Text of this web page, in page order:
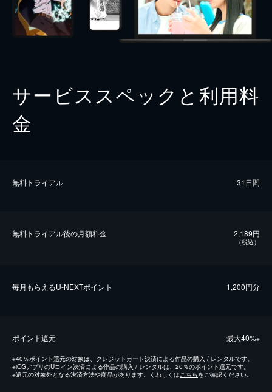
サービススペックと利用料
金
無料トライアル 31日間
無料トライアル後の⽉額料金 2,189円
（税込）
毎⽉もらえるU-NEXTポイント 1,200円分
ポイント還元 最⼤40%※
※40％ポイント還元の対象は、クレジットカード決済による作品の購入 / レンタルです。
※iOSアプリのUコイン決済による作品の購入 / レンタルは、20％のポイント還元です。
※還元の対象外となる決済方法や商品があります。くわしくはこちらをご確認ください。